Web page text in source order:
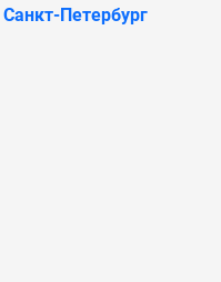
Санкт-Петербург